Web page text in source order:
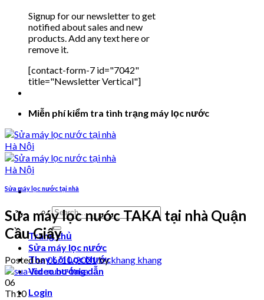
Signup for our newsletter to get
notified about sales and new
products. Add any text here or
remove it.
[contact-form-7 id="7042"
title="Newsletter Vertical"]
Miễn phí kiểm tra tình trạng máy lọc nước
Search
for:
Trang chủ
Sửa máy lọc nước
Thay Lõi Lọc Nước
Video hướng dẫn
Login
Sửa máy lọc nước tại nhà
Sửa máy lọc nước TAKA tại nhà Quận
Cầu Giấy
Posted on06/10/2021bykhang khang
06
Th10